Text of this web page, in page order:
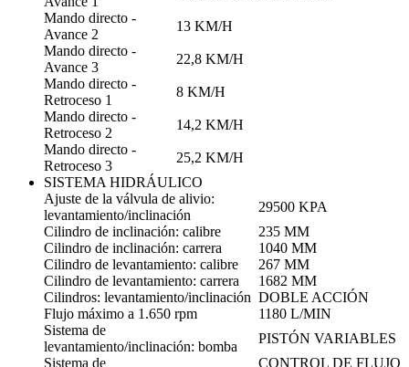
Mando directo -
Avance 2
13 KM/H
Mando directo -
Avance 3
22,8 KM/H
Mando directo -
Retroceso 1
8 KM/H
Mando directo -
Retroceso 2
14,2 KM/H
Mando directo -
Retroceso 3
25,2 KM/H
SISTEMA HIDRÁULICO
Ajuste de la válvula de alivio:
levantamiento/inclinación
29500 KPA
Cilindro de inclinación: calibre
235 MM
Cilindro de inclinación: carrera
1040 MM
Cilindro de levantamiento: calibre
267 MM
Cilindro de levantamiento: carrera
1682 MM
Cilindros: levantamiento/inclinación DOBLE ACCIÓN
Flujo máximo a 1.650 rpm
1180 L/MIN
Sistema de
levantamiento/inclinación: bomba
PISTÓN VARIABLES
Sistema de
CONTROL DE FLUJO